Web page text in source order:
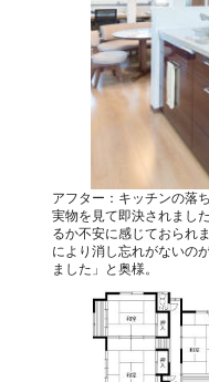
アフター：キッチンの落
実物を見て即決されまし
るか不安に感じておられ
により消し忘れがないの
ました」と奥様。